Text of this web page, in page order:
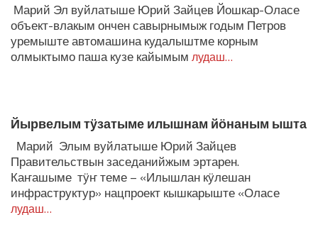
Марий Эл вуйлатыше Юрий Зайцев Йошкар-Оласе
объект-влакым ончен савырнымыж годым Петров
уремыште автомашина кудалыштме корным
олмыктымо паша кузе кайымым лудаш…
Йырвелым тӱзатыме илышнам йӧнаным ышта
Марий Элым вуйлатыше Юрий Зайцев
Правительствын заседанийжым эртарен.
Каҥашыме тӱҥ теме – «Илышлан кӱлешан
инфраструктур» нацпроект кышкарыште «Оласе
лудаш…